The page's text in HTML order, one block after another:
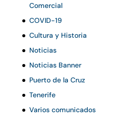
Comercial
COVID-19
Cultura y Historia
Noticias
Noticias Banner
Puerto de la Cruz
Tenerife
Varios comunicados